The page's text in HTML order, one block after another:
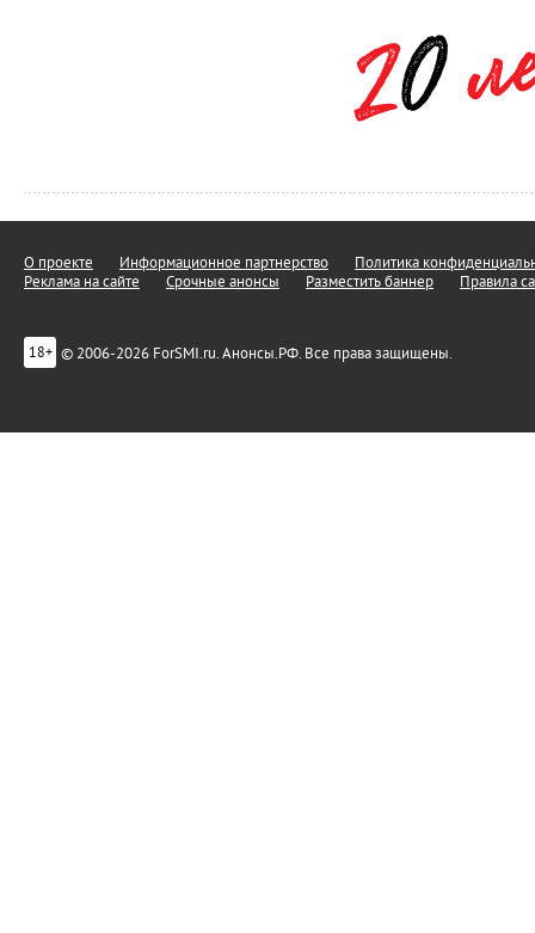
О проекте Информационное партнерство
Политика
Реклама на сайте
Срочные анонсы Разместить баннер Правила
18+ © 2006-2026 ForSMI.ru. Анонсы.РФ. Все права защищены.